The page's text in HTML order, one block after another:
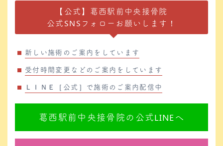
【公式】葛西駅前中央接骨院
公式SNSフォローお願いします！
新しい施術のご案内をしています
受付時間変更などのご案内をしています
ＬＩＮＥ［公式］で施術のご案内配信中
葛西駅前中央接骨院の公式LINEへ